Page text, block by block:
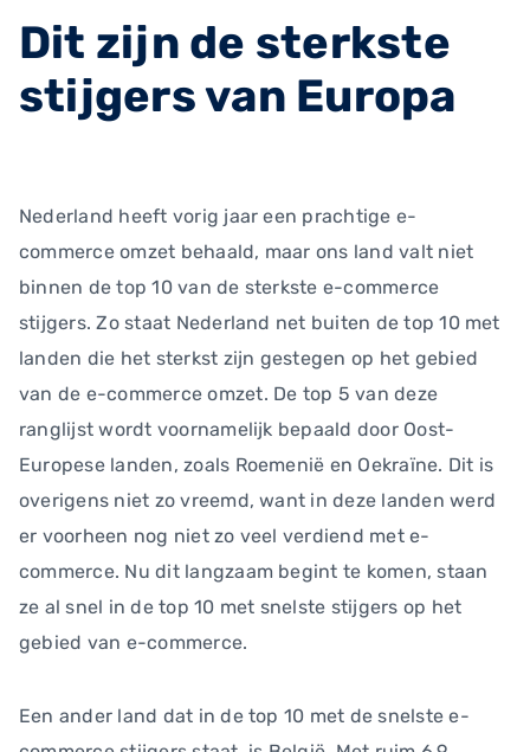
Dit zijn de sterkste
stijgers van Europa
Nederland heeft vorig jaar een prachtige e-
commerce omzet behaald, maar ons land valt niet
binnen de top 10 van de sterkste e-commerce
stijgers. Zo staat Nederland net buiten de top 10 met
landen die het sterkst zijn gestegen op het gebied
van de e-commerce omzet. De top 5 van deze
ranglijst wordt voornamelijk bepaald door Oost-
Europese landen, zoals Roemenië en Oekraïne. Dit is
overigens niet zo vreemd, want in deze landen werd
er voorheen nog niet zo veel verdiend met e-
commerce. Nu dit langzaam begint te komen, staan
ze al snel in de top 10 met snelste stijgers op het
gebied van e-commerce.
Een ander land dat in de top 10 met de snelste e-